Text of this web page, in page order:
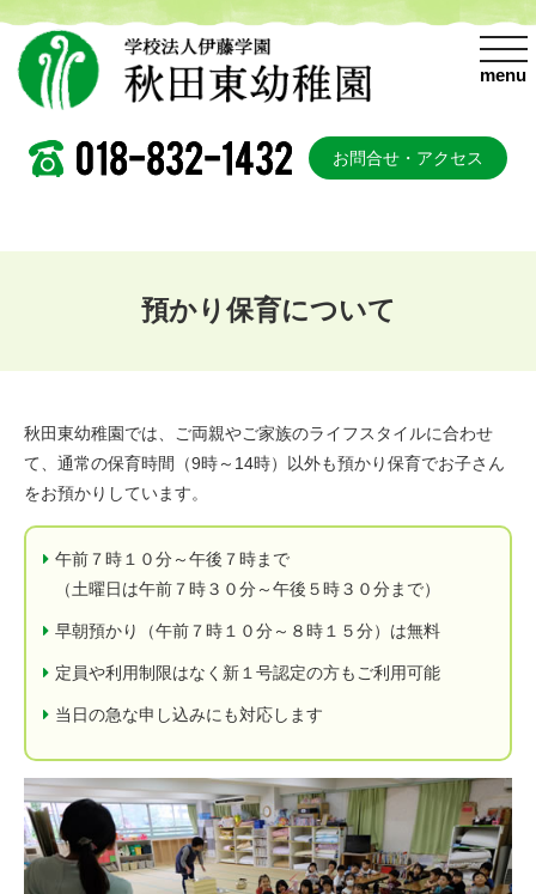
お問合せ・アクセス
menu
預かり保育について
秋田東幼稚園では、ご両親やご家族のライフスタイルに合わせ
て、通常の保育時間（9時～14時）以外も預かり保育でお子さん
をお預かりしています。
午前７時１０分～午後７時まで
（土曜日は午前７時３０分～午後５時３０分まで）
早朝預かり（午前７時１０分～８時１５分）は無料
定員や利用制限はなく新１号認定の方もご利用可能
当日の急な申し込みにも対応します